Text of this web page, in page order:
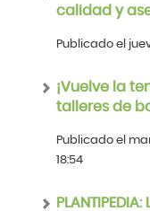
calidad y
Publicado el
¡Vuelve la
talleres de
Publicado el
18:54